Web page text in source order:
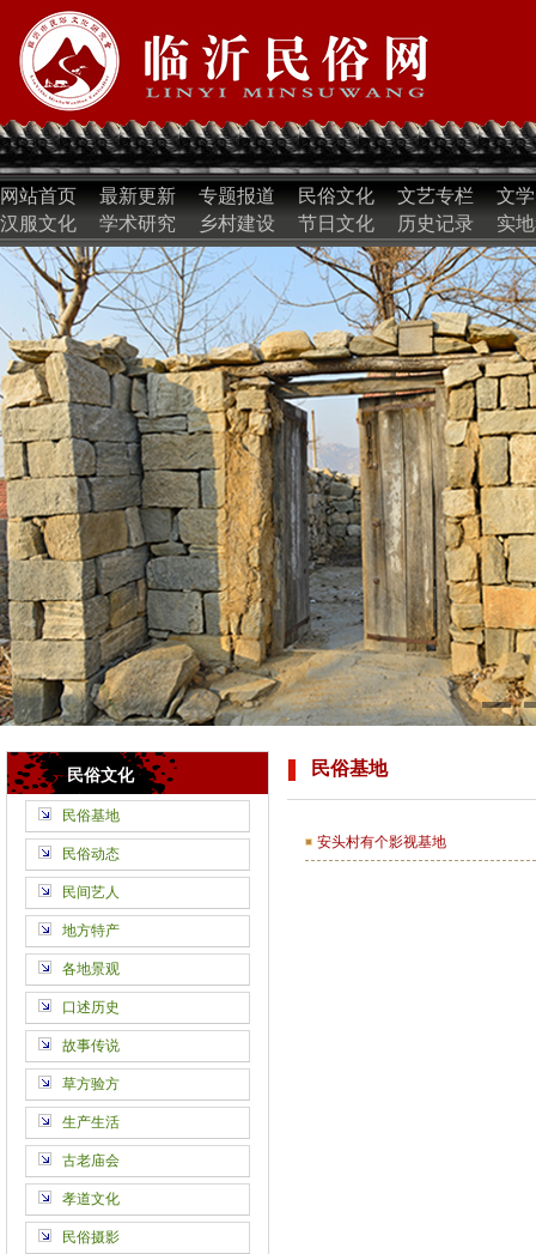
网站首页 最新更新 专题报道 民俗文化 文艺专栏
文
汉服文化
学术研究 乡村建设 节日文化 历史记录 实
民俗文化
民俗基地
民俗动态
民间艺人
地方特产
各地景观
口述历史
故事传说
草方验方
生产生活
古老庙会
孝道文化
民俗摄影
民俗基地
安头村有个影视基地